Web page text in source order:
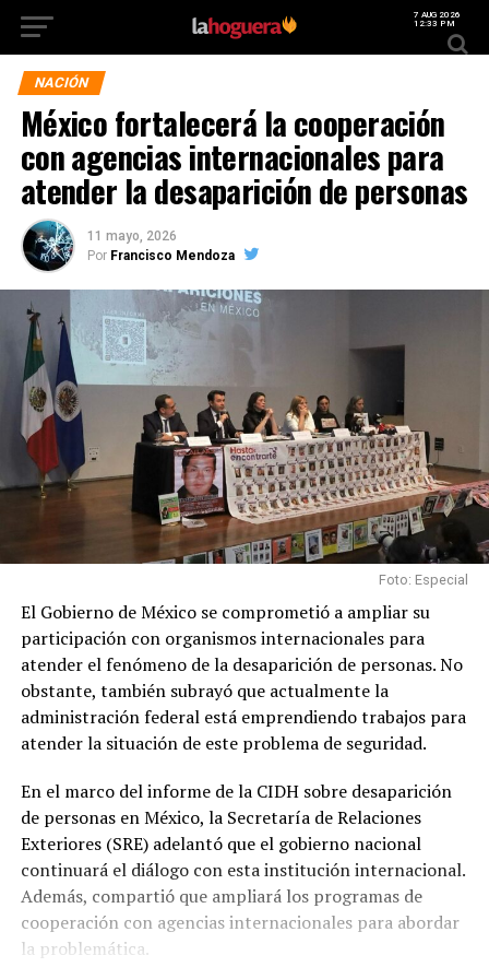
7 AUG 2026
12:33 PM
NACIÓN
México fortalecerá la cooperación
con agencias internacionales para
atender la desaparición de personas
11 mayo, 2026
Por Francisco Mendoza
Foto: Especial
El Gobierno de México se comprometió a ampliar su
participación con organismos internacionales para
atender el fenómeno de la desaparición de personas. No
obstante, también subrayó que actualmente la
administración federal está emprendiendo trabajos para
atender la situación de este problema de seguridad.
En el marco del informe de la CIDH sobre desaparición
de personas en México, la Secretaría de Relaciones
Exteriores (SRE) adelantó que el gobierno nacional
continuará el diálogo con esta institución internacional.
Además, compartió que ampliará los programas de
cooperación con agencias internacionales para abordar
la problemática.